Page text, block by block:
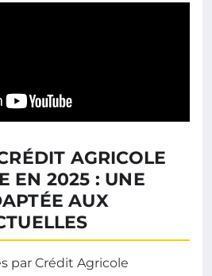
AGRICOLE
EN 2025 : UNE
AUX
par Crédit Agricole